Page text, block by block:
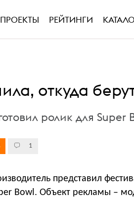
РЕЙТИНГИ
откуда
ролик для Super
1
представил
Bowl. Объект рекламы –